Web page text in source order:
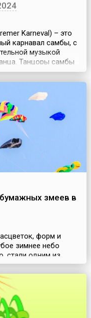
Karneval) – это
карнавал самбы, с
музыкой
Танцоры самбы
принять участие в
– чтобы увидеть
город Бремен –
змеев в
форм и
зимнее небо
стали одним из
в небо. История
впечатляет своей
фестивали
странах мира и